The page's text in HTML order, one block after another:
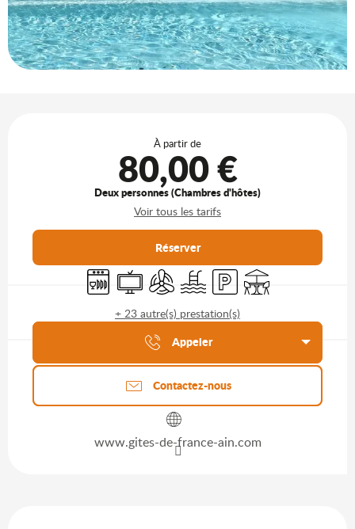
À partir de
80,00 €
Deux personnes (Chambres d'hôtes)
Voir tous les tarifs
Réserver
Lave vaisselle
TélévisionAir conditionné
PiscineParkingTerrasse
+ 23 autre(s) prestation(s)
Agenda du moment
Appeler
Contactez-nous
www.gites-de-france-ain.com